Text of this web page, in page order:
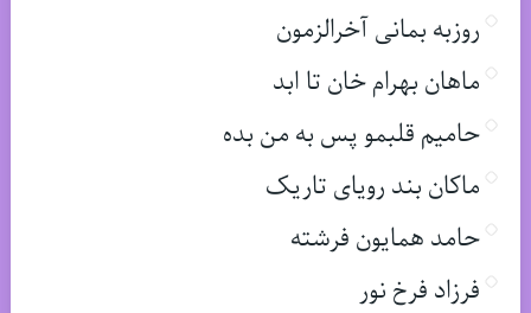
روزبه بمانی آخرالزمون
ماهان بهرام خان تا ابد
حامیم قلبمو پس به من بده
ماکان بند رویای تاریک
حامد همایون فرشته
فرزاد فرخ نور